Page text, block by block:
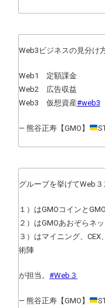
Web3ビジネスの見分け
Web1 定額課金
Web2 広告収益
Web3 仮想資産#web3
— 熊谷正寿【GMO】
グループを挙げてWeb３
１）はGMOコインと
２）はGMOあおぞらネ
３）はマイニング、
術陣
が担当。 #Web３
— 熊谷正寿【GMO】